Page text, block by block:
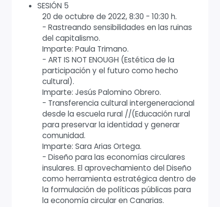
SESIÓN 5
20 de octubre de 2022, 8:30 - 10:30 h.
- Rastreando sensibilidades en las ruinas
del capitalismo.
Imparte: Paula Trimano.
- ART IS NOT ENOUGH (Estética de la
participación y el futuro como hecho
cultural).
Imparte: Jesús Palomino Obrero.
- Transferencia cultural intergeneracional
desde la escuela rural //(Educación rural
para preservar la identidad y generar
comunidad.
Imparte: Sara Arias Ortega.
- Diseño para las economías circulares
insulares. El aprovechamiento del Diseño
como herramienta estratégica dentro de
la formulación de políticas públicas para
la economía circular en Canarias.